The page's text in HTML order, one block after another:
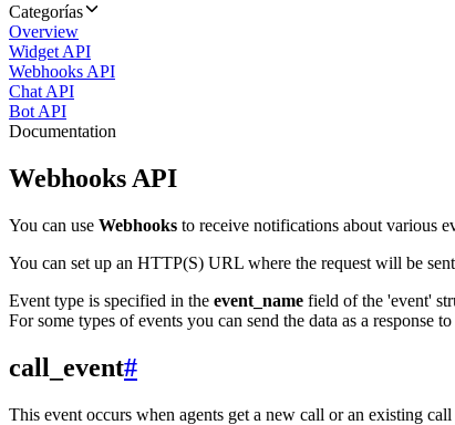
Categorías
Overview
Widget API
Webhooks API
Chat API
Bot API
Documentation
Webhooks API
You can use Webhooks to receive notifications about various
You can set up an HTTP(S) URL where the request will be
Event type is specified in the event_name field of the 'event'
For some types of events you can send the data as a response
call_event#
This event occurs when agents get a new call or an existing call